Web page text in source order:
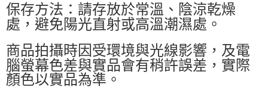
保存方法：請存放於常溫、陰涼乾燥
處，避免陽光直射或高溫潮濕處。
商品拍攝時因受環境與光線影響，及電
腦螢幕色差與實品會有稍許誤差，實際
顏色以實品為準。